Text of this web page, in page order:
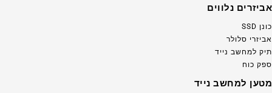
אביזרים נלווים
כונן SSD
אביזרי סלולר
תיק למחשב נייד
ספק כוח
מטען למחשב נייד